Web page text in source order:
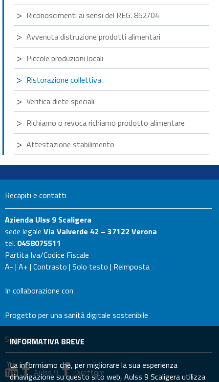
Riconoscimenti ai sensi del REG. 852/04
Avvenuta distruzione prodotti alimentari
Piccole produzioni locali
Ristorazione collettiva
Verifica diete speciali
Richiamo o revoca richiamo prodotto alimentare
Attestazione stabilimento
Recapiti e contatti
Azienda Ulss 9 Scaligera
sede legale Via Valverde 42 – 37122 Verona
tel. 0458075511
Partita Iva/Codice Fiscale
A- | A+ | Contrasto | Solo testo | Reimposta
In collaborazione con
Progetto per una sanità digitale sostenibile
Seguici su
Aulss 9 Direttore
INFORMATIVA BREVE
La informiamo che, per migliorare la sua esperienza
dinavigazione su questo sito web, Aulss 9 Scaligera utilizza